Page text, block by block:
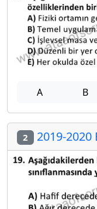
A B
2 2019-2020